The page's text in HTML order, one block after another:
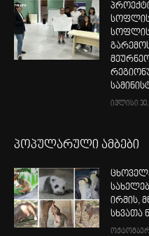
სოფლის
სოფლის
ივლისი 30,
პოპულარული ამბები
ირმის,
სხვათა